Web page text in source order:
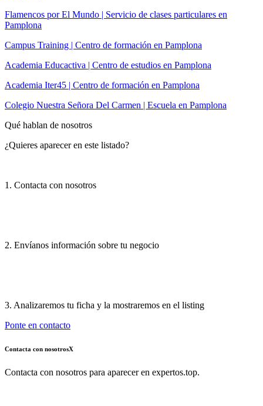
Flamencos por El Mundo | Servicio de clases particulares en
Pamplona
Campus Training | Centro de formación en Pamplona
Academia Educactiva | Centro de estudios en Pamplona
Academia Iter45 | Centro de formación en Pamplona
Colegio Nuestra Señora Del Carmen | Escuela en Pamplona
Qué hablan de nosotros
¿Quieres aparecer en este listado?
1. Contacta con nosotros
2. Envíanos información sobre tu negocio
3. Analizaremos tu ficha y la mostraremos en el listing
Ponte en contacto
Contacta con nosotrosX
Contacta con nosotros para aparecer en expertos.top.